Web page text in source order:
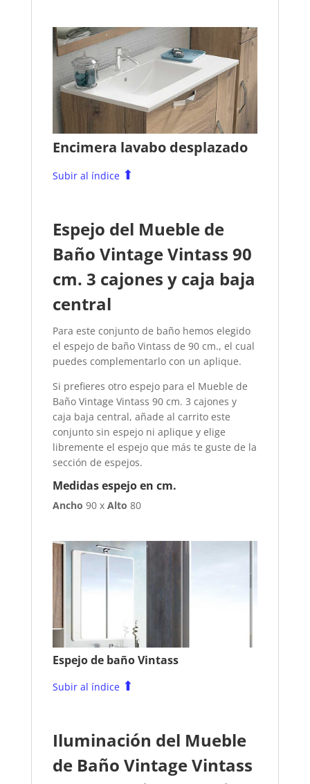
Encimera lavabo desplazado
Subir al índice ⬆
Espejo del Mueble de
Baño Vintage Vintass 90
cm. 3 cajones y caja baja
central
Para este conjunto de baño hemos elegido
el espejo de baño Vintass de 90 cm., el cual
puedes complementarlo con un aplique.
Si prefieres otro espejo para el Mueble de
Baño Vintage Vintass 90 cm. 3 cajones y
caja baja central, añade al carrito este
conjunto sin espejo ni aplique y elige
libremente el espejo que más te guste de la
sección de espejos.
Medidas espejo en cm.
Ancho 90 x Alto 80
Espejo de baño Vintass
Subir al índice ⬆
Iluminación del Mueble
de Baño Vintage Vintass